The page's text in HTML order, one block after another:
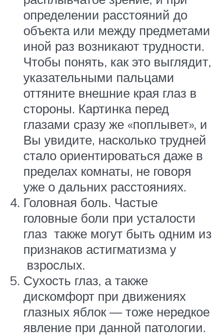
определении расстояний до
объекта или между предметами
иной раз возникают трудности.
Чтобы понять, как это выглядит,
указательными пальцами
оттяните внешние края глаз в
стороны. Картинка перед
глазами сразу же «поплывет», и
Вы увидите, насколько трудней
стало ориентироваться даже в
пределах комнаты, не говоря
уже о дальних расстояниях.
Головная боль. Частые
головные боли при усталости
глаз также могут быть одним из
признаков астигматизма у
взрослых.
Сухость глаз, а также
дискомфорт при движениях
глазных яблок — тоже нередкое
явление при данной патологии.